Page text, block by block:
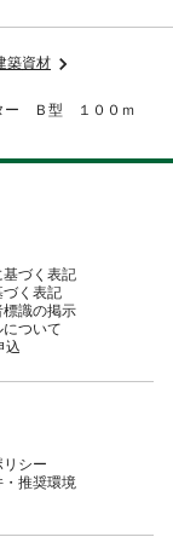
築資材
ー Ｂ型 １００ｍ
づく表記
づく表記
識の掲示
ついて
込
シー
推奨環境